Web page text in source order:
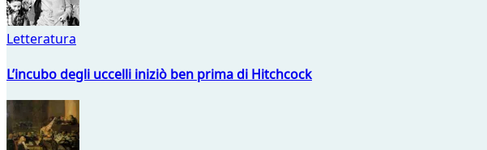
Letteratura
L’incubo degli uccelli iniziò ben prima di Hitchcock